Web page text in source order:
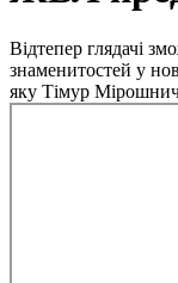
Відтепер глядачі
знаменитостей у
яку Тімур